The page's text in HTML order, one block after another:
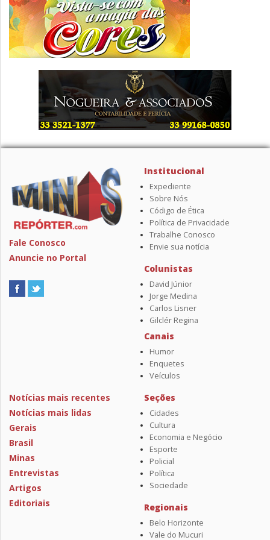
Fale Conosco
Anuncie no Portal
Institucional
Expediente
Sobre Nós
Código de Ética
Política de Privacidade
Trabalhe Conosco
Envie sua notícia
Colunistas
David Júnior
Jorge Medina
Carlos Lisner
Gilclér Regina
Canais
Humor
Enquetes
Veículos
Notícias mais recentes
Notícias mais lidas
Gerais
Brasil
Minas
Entrevistas
Artigos
Editoriais
Seções
Cidades
Cultura
Economia e Negócio
Esporte
Policial
Política
Sociedade
Regionais
Belo Horizonte
Vale do Mucuri